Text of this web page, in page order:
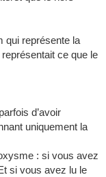
qui représente la
ce que le
d’avoir
uniquement la
: si vous avez
si vous avez lu le